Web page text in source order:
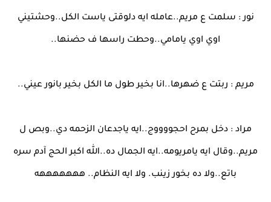
نور : سلمت ع مريم..عامله ايه دلوقتى ياست الكل..وحشتيني
اوي اوي يامامي..وحطت راسها ف حضنها..
مريم : ربتت ع ضهرها..انا بخير طول ما الكل بخير بانور عيني..
مراد : دخل بمرح احجووووج..ايه ياجدعان الزحمه دي..وبص ل
مريم..وقال ايه يامريومه..ايه الجمال ده..الله اكبر الحج آدم سره
باتع..ولا ده بخور زينب. ولا ايه النظام.. هههههههه